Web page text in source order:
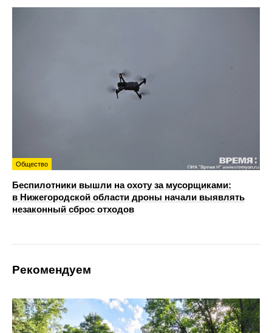
Общество
Беспилотники вышли на охоту за мусорщиками:
в Нижегородской области дроны начали выявлять
незаконный сброс отходов
Рекомендуем